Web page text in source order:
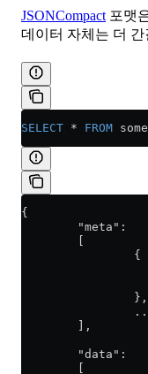
JSONCompact 포맷
데이터 자체는 더
SELECT * FROM
{
        "meta":
        [
                {
                },
        ],
        "data":
        [